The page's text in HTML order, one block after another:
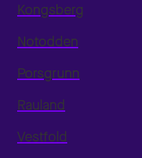
Kongsberg
Notodden
Porsgrunn
Rauland
Vestfold